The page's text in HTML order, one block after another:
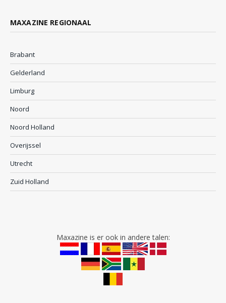
MAXAZINE REGIONAAL
Brabant
Gelderland
Limburg
Noord
Noord Holland
Overijssel
Utrecht
Zuid Holland
Maxazine is er ook in andere talen: